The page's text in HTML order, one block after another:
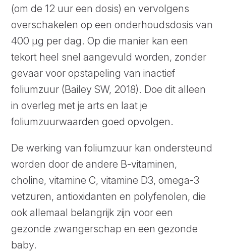
(om de 12 uur een dosis) en vervolgens
overschakelen op een onderhoudsdosis van
400 µg per dag. Op die manier kan een
tekort heel snel aangevuld worden, zonder
gevaar voor opstapeling van inactief
foliumzuur (Bailey SW, 2018). Doe dit alleen
in overleg met je arts en laat je
foliumzuurwaarden goed opvolgen.
De werking van foliumzuur kan ondersteund
worden door de andere B-vitaminen,
choline, vitamine C, vitamine D3, omega-3
vetzuren, antioxidanten en polyfenolen, die
ook allemaal belangrijk zijn voor een
gezonde zwangerschap en een gezonde
baby.